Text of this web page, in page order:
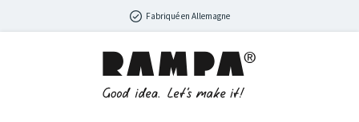
Passer au contenu principalFabriqué en Allemagne